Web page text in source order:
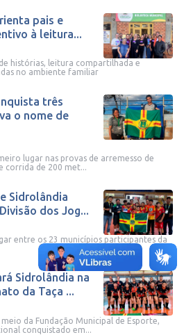
pais e
à leitura...
histórias, leitura compartilhada e
no ambiente familiar
três
o nome de
lugar nas provas de arremesso de
corrida de 200 met...
Sidrolândia
dos Jog...
entre os 23 municípios participantes da
Sidrolândia na
da Taça ...
da Fundação Municipal de Esporte,
conquistado em...